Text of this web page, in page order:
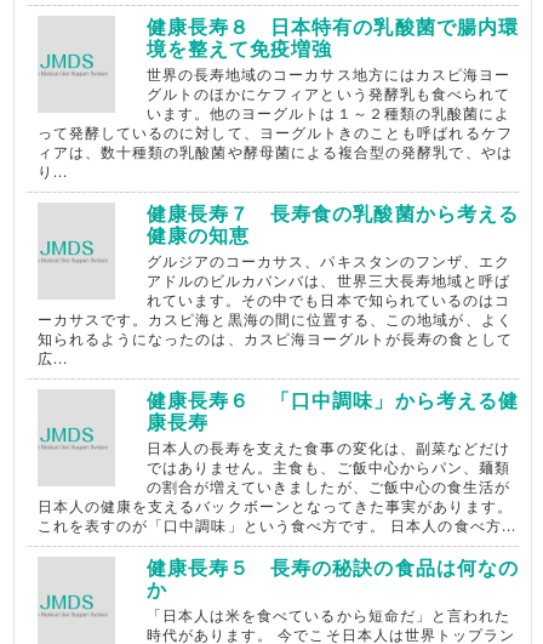
健康長寿８ 日本特有の乳酸菌で腸内環
境を整えて免疫増強
世界の長寿地域のコーカサス地方にはカスピ海ヨー
グルトのほかにケフィアという発酵乳も食べられて
います。他のヨーグルトは１～２種類の乳酸菌によ
って発酵しているのに対して、ヨーグルトきのことも呼ばれるケフ
ィアは、数十種類の乳酸菌や酵母菌による複合型の発酵乳で、やは
り...
健康長寿７ 長寿食の乳酸菌から考える
健康の知恵
グルジアのコーカサス、パキスタンのフンザ、エク
アドルのビルカバンバは、世界三大長寿地域と呼ば
れています。その中でも日本で知られているのはコ
ーカサスです。カスピ海と黒海の間に位置する、この地域が、よく
知られるようになったのは、カスピ海ヨーグルトが長寿の食として
広...
健康長寿６ 「口中調味」から考える健
康長寿
日本人の長寿を支えた食事の変化は、副菜などだけ
ではありません。主食も、ご飯中心からパン、麺類
の割合が増えていきましたが、ご飯中心の食生活が
日本人の健康を支えるバックボーンとなってきた事実があります。
これを表すのが「口中調味」という食べ方です。 日本人の食べ方...
健康長寿５ 長寿の秘訣の食品は何なの
か
「日本人は米を食べているから短命だ」と言われた
時代があります。 今でこそ日本人は世界トップラン